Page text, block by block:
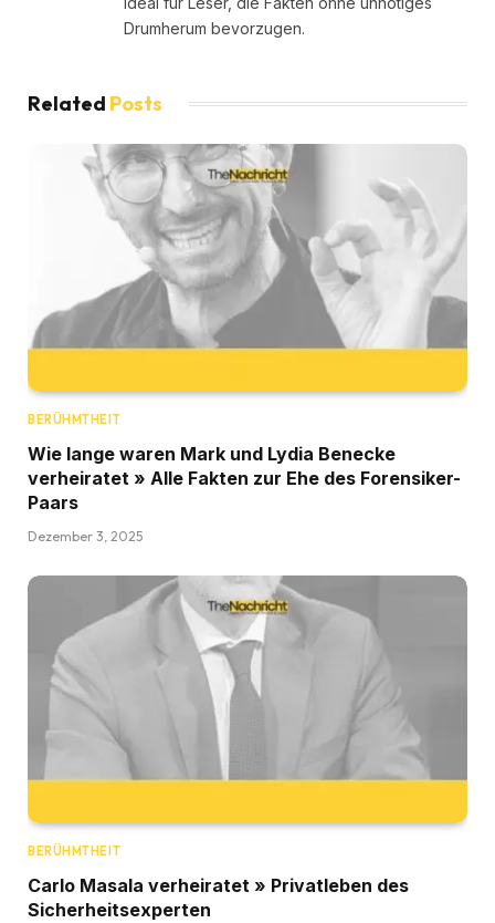
Drumherum bevorzugen.
Related Posts
BERÜHMTHEIT
Wie lange waren Mark und Lydia Benecke
verheiratet » Alle Fakten zur Ehe des Forensiker-
Paars
Dezember 3, 2025
BERÜHMTHEIT
Carlo Masala verheiratet » Privatleben des
Sicherheitsexperten